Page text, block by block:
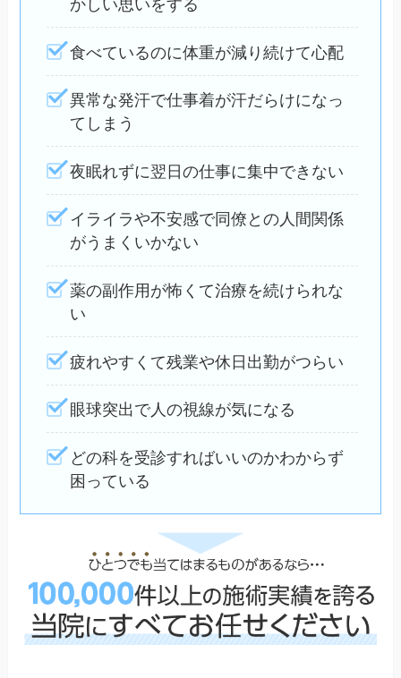
食べているのに体重が減り続けて心配
異常な発汗で仕事着が汗だらけになっ
てしまう
夜眠れずに翌日の仕事に集中できない
イライラや不安感で同僚との人間関係
がうまくいかない
薬の副作用が怖くて治療を続けられな
い
疲れやすくて残業や休日出勤がつらい
眼球突出で人の視線が気になる
どの科を受診すればいいのかわからず
困っている